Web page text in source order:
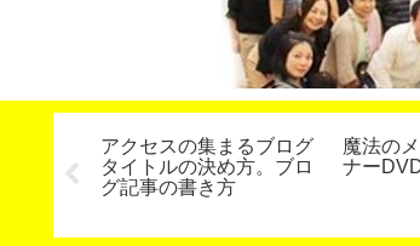
パワー
アクセスの集まるブログ
タイトルの決め方。ブロ
グ記事の書き方
魔法の
ナー